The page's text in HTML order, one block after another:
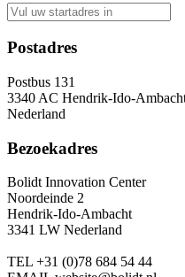
Postadres
Postbus 131
3340 AC Hendrik-Ido-
Nederland
Bezoekadres
Bolidt Innovation Center
Noordeinde 2
Hendrik-Ido-Ambacht
3341 LW Nederland
TEL +31 (0)78 684 54 44